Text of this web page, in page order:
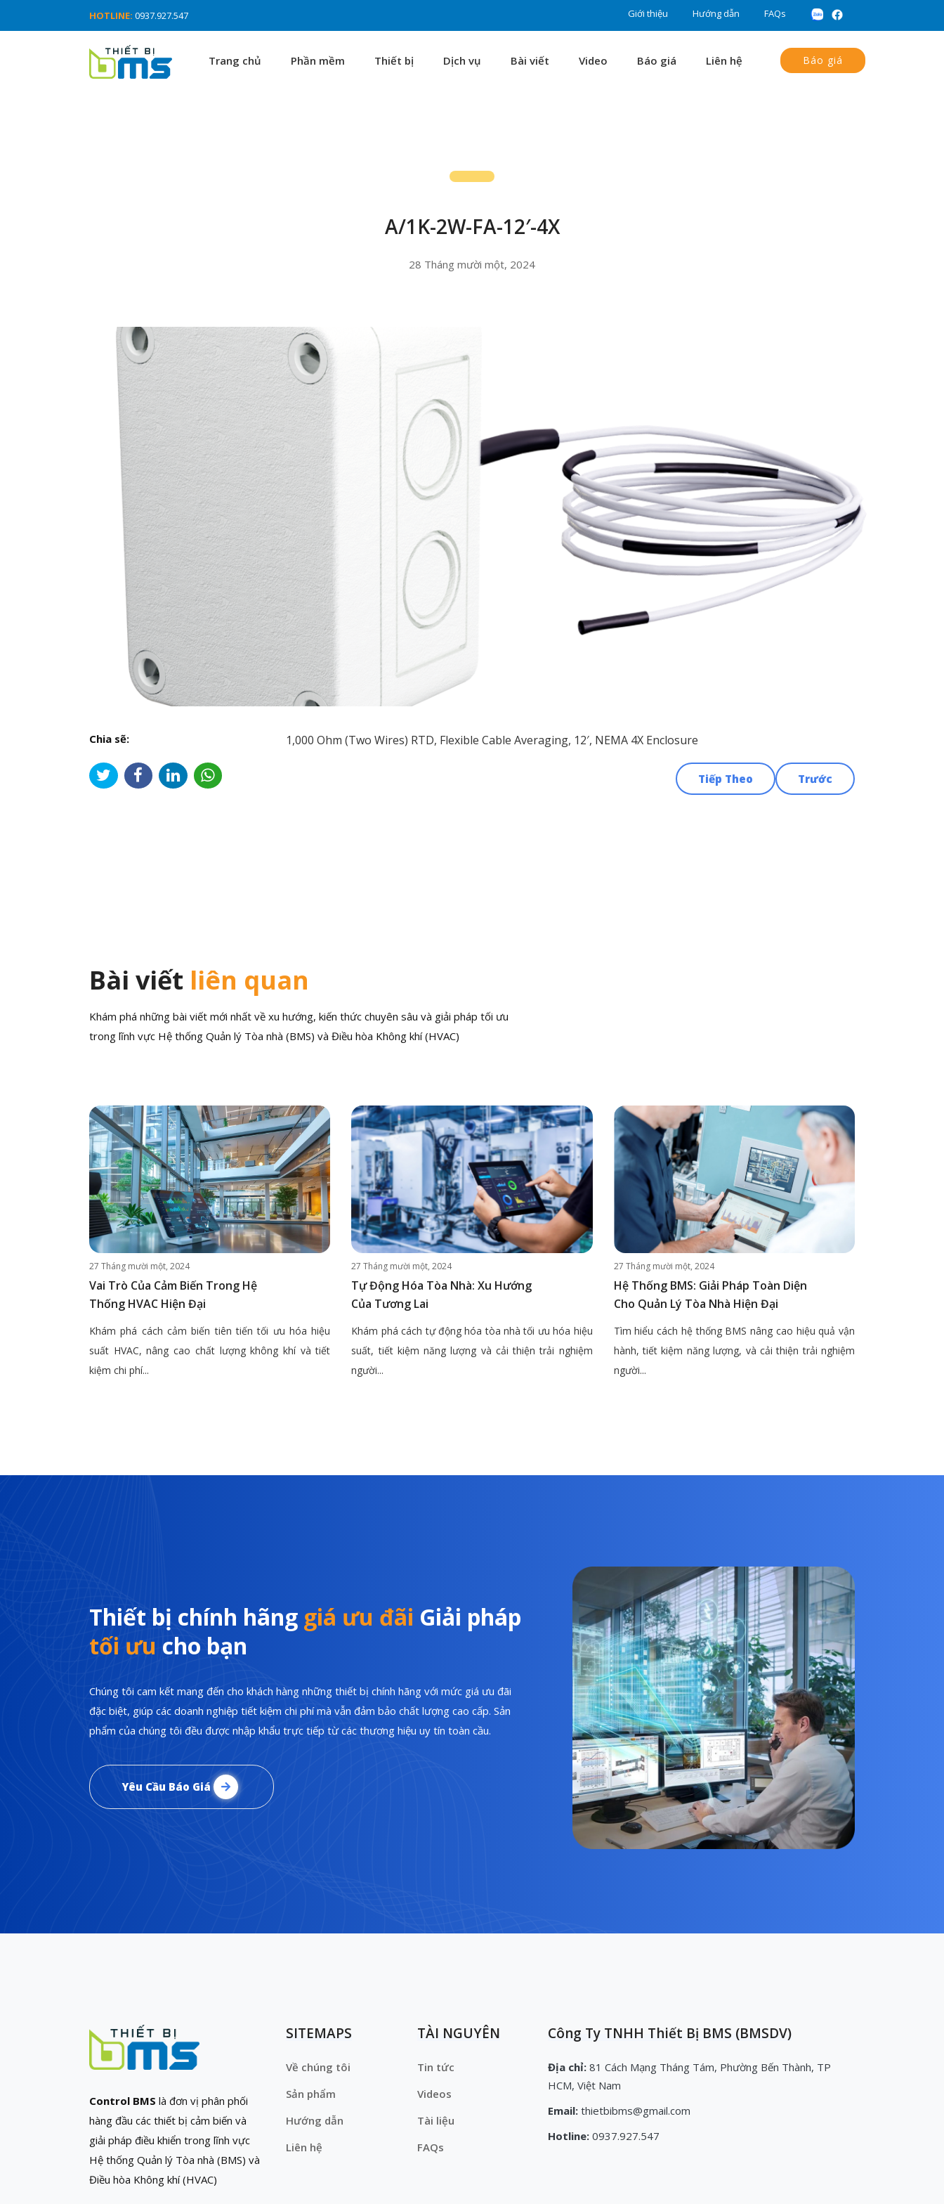
HOTLINE: 0937.927.547 Giới thiệu Hướng dẫn FAQs
Trang chủ Phần mềm Thiết bị Dịch vụ Bài viết Video Báo giá Liên hệ Báo giá
A/1K-2W-FA-12′-4X
28 Tháng mười một, 2024
Chia sẽ: 1,000 Ohm (Two Wires) RTD, Flexible Cable Averaging, 12′, NEMA 4X Enclosure
Trước
Tiếp Theo
Bài viết liên quan
Khám phá những bài viết mới nhất về xu hướng, kiến thức chuyên sâu và giải pháp tối ưu
trong lĩnh vực Hệ thống Quản lý Tòa nhà (BMS) và Điều hòa Không khí (HVAC)
27 Tháng mười một, 2024
Vai Trò Của Cảm Biến Trong Hệ
Thống HVAC Hiện Đại
Khám phá cách cảm biến tiên tiến tối ưu hóa hiệu
suất HVAC, nâng cao chất lượng không khí và tiết
kiệm chi phí...
27 Tháng mười một, 2024
Tự Động Hóa Tòa Nhà: Xu Hướng
Của Tương Lai
Khám phá cách tự động hóa tòa nhà tối ưu hóa hiệu
suất, tiết kiệm năng lượng và cải thiện trải nghiệm
người...
27 Tháng mười một, 2024
Hệ Thống BMS: Giải Pháp Toàn Diện
Cho Quản Lý Tòa Nhà Hiện Đại
Tìm hiểu cách hệ thống BMS nâng cao hiệu quả vận
hành, tiết kiệm năng lượng, và cải thiện trải nghiệm
người...
Thiết bị chính hãng giá ưu đãi Giải pháp
tối ưu cho bạn
Chúng tôi cam kết mang đến cho khách hàng những thiết bị chính hãng với mức giá ưu đãi
đặc biệt, giúp các doanh nghiệp tiết kiệm chi phí mà vẫn đảm bảo chất lượng cao cấp. Sản
phẩm của chúng tôi đều được nhập khẩu trực tiếp từ các thương hiệu uy tín toàn cầu.
Yêu Cầu Báo Giá
Control BMS là đơn vị phân phối
hàng đầu các thiết bị cảm biến và
giải pháp điều khiển trong lĩnh vực
Hệ thống Quản lý Tòa nhà (BMS) và
Điều hòa Không khí (HVAC)
SITEMAPS
Về chúng tôi
Sản phẩm
Hướng dẫn
Liên hệ
TÀI NGUYÊN
Tin tức
Videos
Tài liệu
FAQs
Công Ty TNHH Thiết Bị BMS (BMSDV)
Địa chỉ: 81 Cách Mạng Tháng Tám, Phường Bến Thành, TP
HCM, Việt Nam
Email: thietbibms@gmail.com
Hotline: 0937.927.547